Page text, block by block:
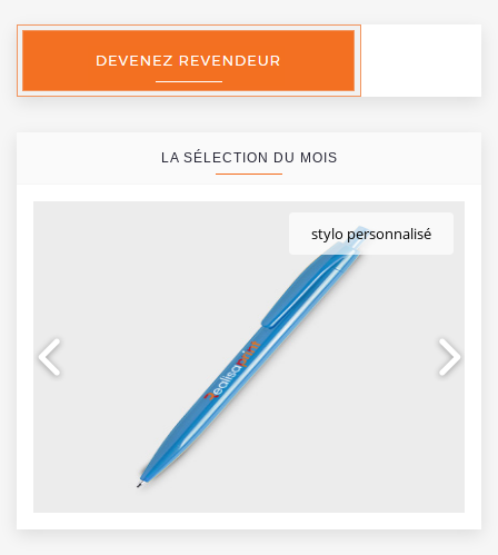
LA SÉLECTION DU MOIS
stylo personnalisé